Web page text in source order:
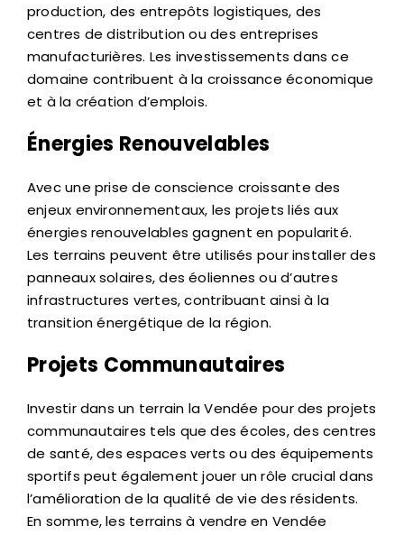
production, des entrepôts logistiques, des
centres de distribution ou des entreprises
manufacturières. Les investissements dans ce
domaine contribuent à la croissance économique
et à la création d’emplois.
Énergies Renouvelables
Avec une prise de conscience croissante des
enjeux environnementaux, les projets liés aux
énergies renouvelables gagnent en popularité.
Les terrains peuvent être utilisés pour installer des
panneaux solaires, des éoliennes ou d’autres
infrastructures vertes, contribuant ainsi à la
transition énergétique de la région.
Projets Communautaires
Investir dans un terrain la Vendée pour des projets
communautaires tels que des écoles, des centres
de santé, des espaces verts ou des équipements
sportifs peut également jouer un rôle crucial dans
l’amélioration de la qualité de vie des résidents.
En somme, les terrains à vendre en Vendée